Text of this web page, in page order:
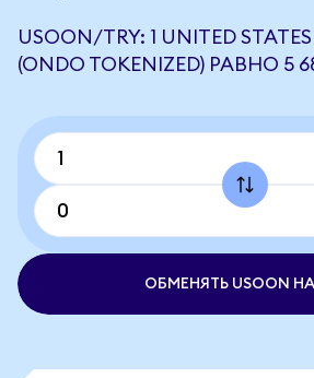
USOON/TRY: 1 UNITED
(ONDO TOKENIZED) РАВНО 5
ОБМЕНЯТЬ USOON НА